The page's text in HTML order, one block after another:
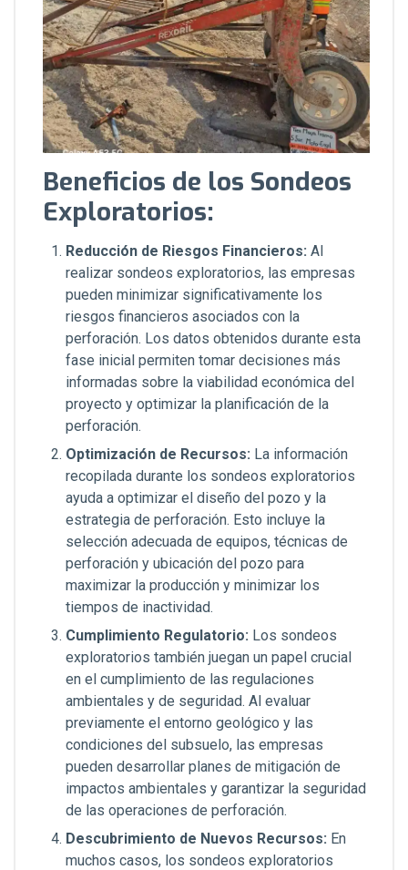
Beneficios de los Sondeos
Exploratorios:
Reducción de Riesgos Financieros: Al
realizar sondeos exploratorios, las empresas
pueden minimizar significativamente los
riesgos financieros asociados con la
perforación. Los datos obtenidos durante esta
fase inicial permiten tomar decisiones más
informadas sobre la viabilidad económica del
proyecto y optimizar la planificación de la
perforación.
Optimización de Recursos: La información
recopilada durante los sondeos exploratorios
ayuda a optimizar el diseño del pozo y la
estrategia de perforación. Esto incluye la
selección adecuada de equipos, técnicas de
perforación y ubicación del pozo para
maximizar la producción y minimizar los
tiempos de inactividad.
Cumplimiento Regulatorio: Los sondeos
exploratorios también juegan un papel crucial
en el cumplimiento de las regulaciones
ambientales y de seguridad. Al evaluar
previamente el entorno geológico y las
condiciones del subsuelo, las empresas
pueden desarrollar planes de mitigación de
impactos ambientales y garantizar la seguridad
de las operaciones de perforación.
Descubrimiento de Nuevos Recursos: En
muchos casos, los sondeos exploratorios